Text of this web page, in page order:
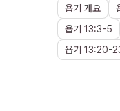
욥기 개요
욥기 13:3-5
욥기 13:20-